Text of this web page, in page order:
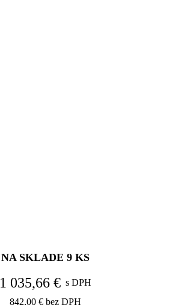
NA SKLADE 9 KS
1 035,66 € s DPH
842,00 € bez DPH